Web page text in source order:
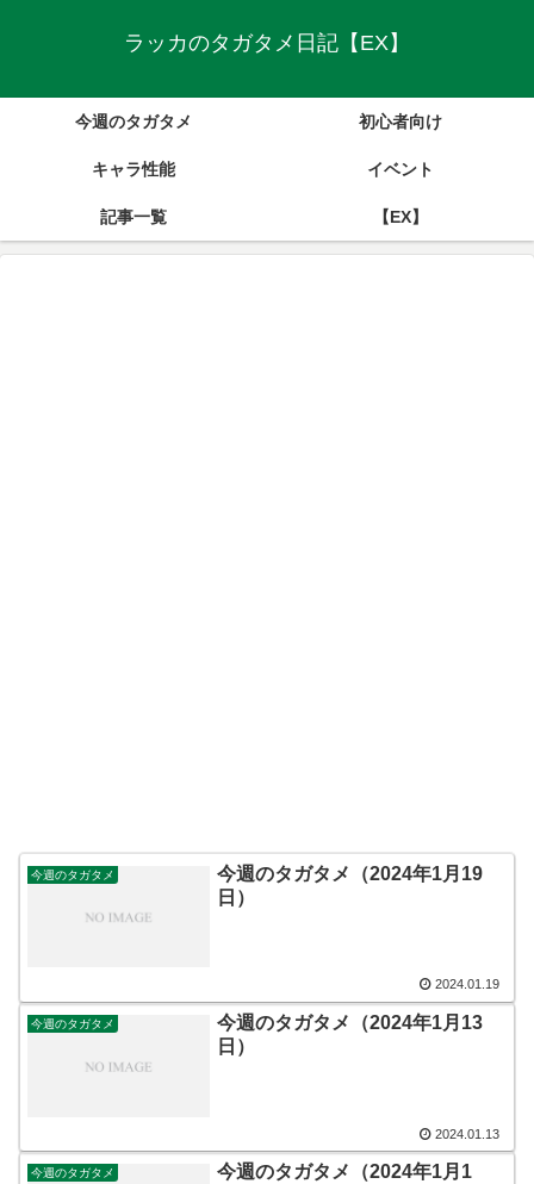
ラッカのタガタメ日記【EX】
今週のタガタメ 初心者向け
キャラ性能 イベント
記事一覧 【EX】
今週のタガタメ
今週のタガタメ（2024年1月19
日）
2024.01.19
今週のタガタメ
今週のタガタメ（2024年1月13
日）
2024.01.13
今週のタガタメ
今週のタガタメ（2024年1月1